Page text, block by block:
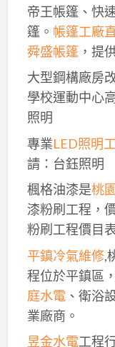
帝王帳篷、快
篷。 帳篷工廠
舜盛帳篷，提
大型鋼構廠房
學校運動中心
照明
專業LED照明
請：台鈺照明
楓格油漆是桃
漆粉刷工程，
粉刷工程價目
平鎮冷氣維修,
程位於平鎮區
庭水電、衛浴
業廠商。
昱金水電工程